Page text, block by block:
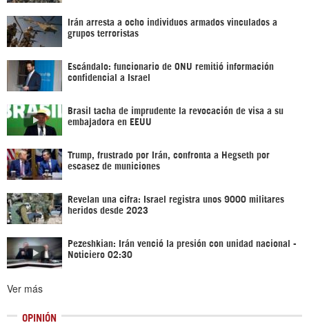
Irán arresta a ocho individuos armados vinculados a
grupos terroristas
Escándalo: funcionario de ONU remitió información
confidencial a Israel
Brasil tacha de imprudente la revocación de visa a su
embajadora en EEUU
Trump, frustrado por Irán, confronta a Hegseth por
escasez de municiones
Revelan una cifra: Israel registra unos 9000 militares
heridos desde 2023
Pezeshkian: Irán venció la presión con unidad nacional -
Noticiero 02:30
Ver más
OPINIÓN